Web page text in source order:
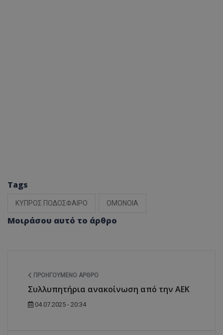
Tags
ΚΥΠΡΟΣ ΠΟΔΟΣΦΑΙΡΟ ΟΜΟΝΟΙΑ
Μοιράσου αυτό το άρθρο
ΠΡΟΗΓΟΎΜΕΝΟ ΆΡΘΡΟ
Συλλυπητήρια ανακοίνωση από την ΑΕΚ
04.07.2025 - 20:34